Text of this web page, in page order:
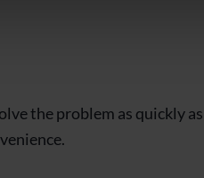
the problem as quickly as